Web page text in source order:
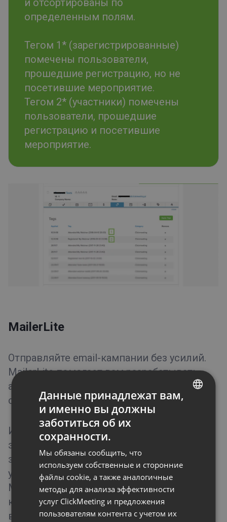
и отсортированы по
определенным полям.
Тегом 1* (зарегистрированные)
помечены пользователи,
прошедшие регистрацию, но не
посетившие мероприятие.
Тегом 2* (участники) помечены
пользователи, прошедшие
регистрацию и посетившие
мероприятие.
MailerLite
Отправляйте email-кампании без усилий.
MailerLite помогает вам разрабатывать,
автоматизировать и доставлять
сообщения без дополнительной работы.
Интеграция MailerLite позволит вам
экспортировать контакты
зарегистрированных пользователей и
участников мероприятий из ClickMeeting в
MailerLite, а также импортировать
контакты из выбранной группы MailerLite
в ClickMeeting.
POLISH
RUSSIAN
PORTUGUESE
Данные принадлежат вам,
и именно вы должны
заботиться об их
сохранности.
Мы обязаны сообщить, что
используем собственные и сторонние
файлы cookie, а также аналогичные
методы для анализа эффективности
услуг ClickMeeting и предложения
пользователям контента с учетом их